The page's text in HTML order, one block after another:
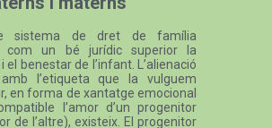
sistema de dret de família
com un bé jurídic superior la
el benestar de l’infant. L’alienació
l’etiqueta que la vulguem
en forma de xantatge emocional
l’amor d’un progenitor
de l’altre), existeix. El progenitor